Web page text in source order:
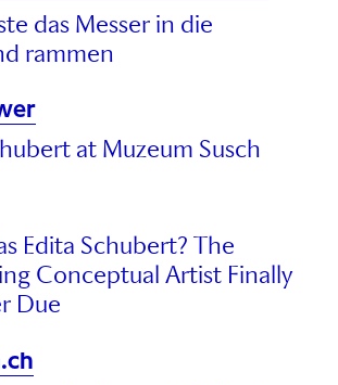
das Messer in die
rammen
at Muzeum Susch
Edita Schubert? The
Conceptual Artist Finally
Due